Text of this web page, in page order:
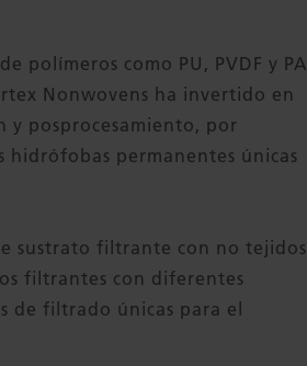
polímeros como PU, PVDF y PA
Nonwovens ha invertido en
y posprocesamiento, por
permanentes únicas
sustrato filtrante con no tejidos
filtrantes con diferentes
de filtrado únicas para el